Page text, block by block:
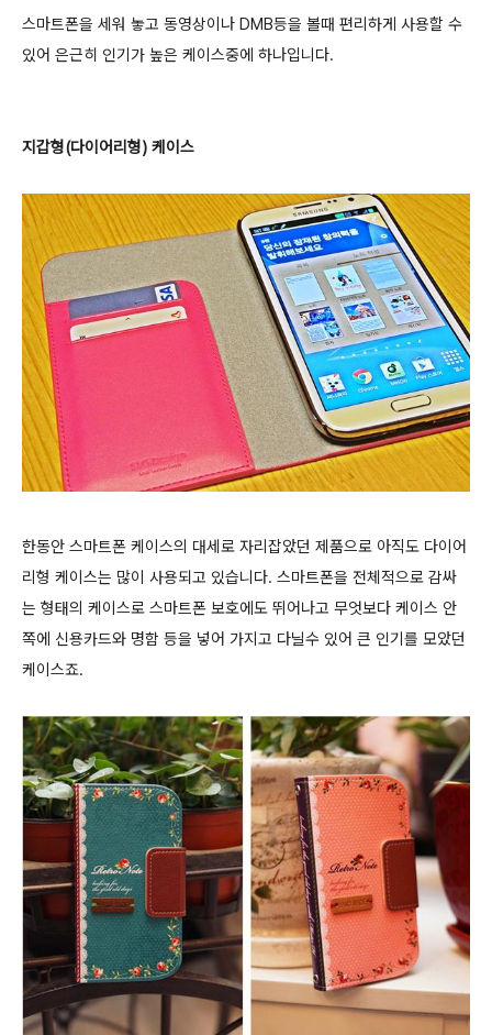
스마트폰을 세워 놓고 동영상이나 DMB등을 볼때 편리하게 사용할 수
있어 은근히 인기가 높은 케이스중에 하나입니다.
지갑형(다이어리형) 케이스
한동안 스마트폰 케이스의 대세로 자리잡았던 제품으로 아직도 다이어
리형 케이스는 많이 사용되고 있습니다. 스마트폰을 전체적으로 감싸
는 형태의 케이스로 스마트폰 보호에도 뛰어나고 무엇보다 케이스 안
쪽에 신용카드와 명함 등을 넣어 가지고 다닐수 있어 큰 인기를 모았던
케이스죠.